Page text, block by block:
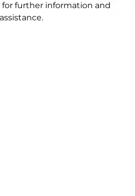
for further information and
assistance.